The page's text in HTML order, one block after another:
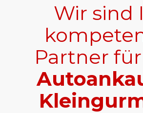
Wir sind
Partner